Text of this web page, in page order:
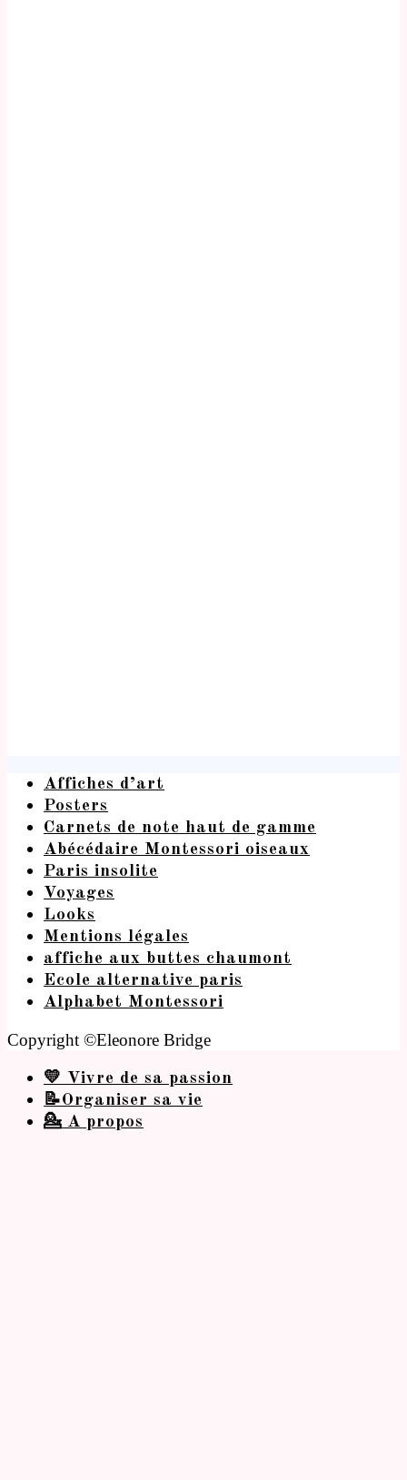
Affiches d’art
Posters
Carnets de note haut de gamme
Abécédaire Montessori oiseaux
Paris insolite
Voyages
Looks
Mentions légales
affiche aux buttes chaumont
Ecole alternative paris
Alphabet Montessori
Copyright ©Eleonore Bridge
💛 Vivre de sa passion
📝Organiser sa vie
💁 A propos